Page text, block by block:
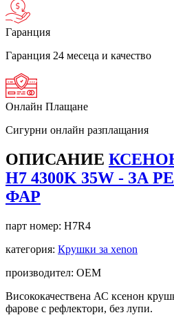
Гаранция
Гаранция 24 месеца и качество
Онлайн Плащане
Сигурни онлайн разплащания
ОПИСАНИЕ
Н7 4300K 35W - ЗА
ФАР
парт номер: H7R4
категория: Крушки за xenon
производител: OEM
Висококачествена АС ксенон
фарове с рефлектори, без лупи.